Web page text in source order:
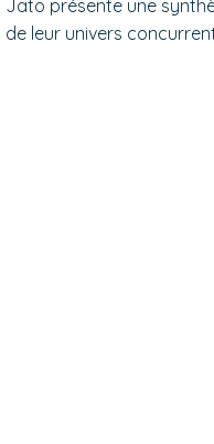
Jato présente une
de leur univers